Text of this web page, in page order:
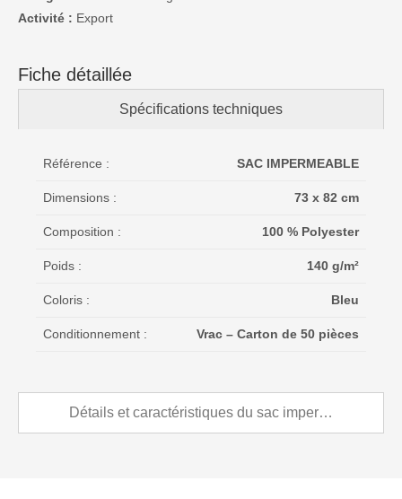
Activité : Export
Fiche détaillée
Spécifications techniques
Détails et caractéristiques du sac imperméable
Référence : SAC IMPERMEABLE
Dimensions : 73 x 82 cm
Composition : 100 % Polyester
Poids : 140 g/m²
Coloris : Bleu
Conditionnement : Vrac – Carton de 50 pièces